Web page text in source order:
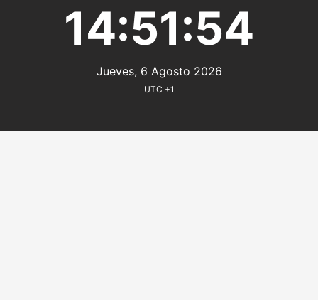
14:51:54
Jueves, 6 Agosto 2026
UTC +1